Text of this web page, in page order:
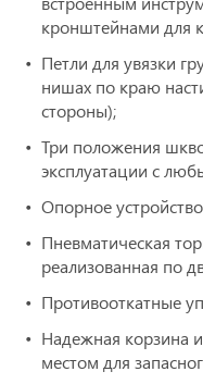
кронштейнами для
Петли для увязки
нишах по краю
стороны);
Три положения
эксплуатации с
Опорное
Пневматическая
реализованная по
Противооткатные
Надежная корзина
местом для